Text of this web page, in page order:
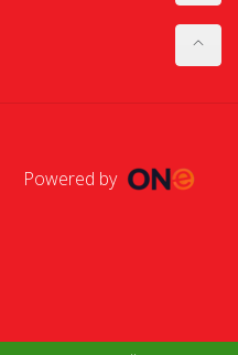
Powered by